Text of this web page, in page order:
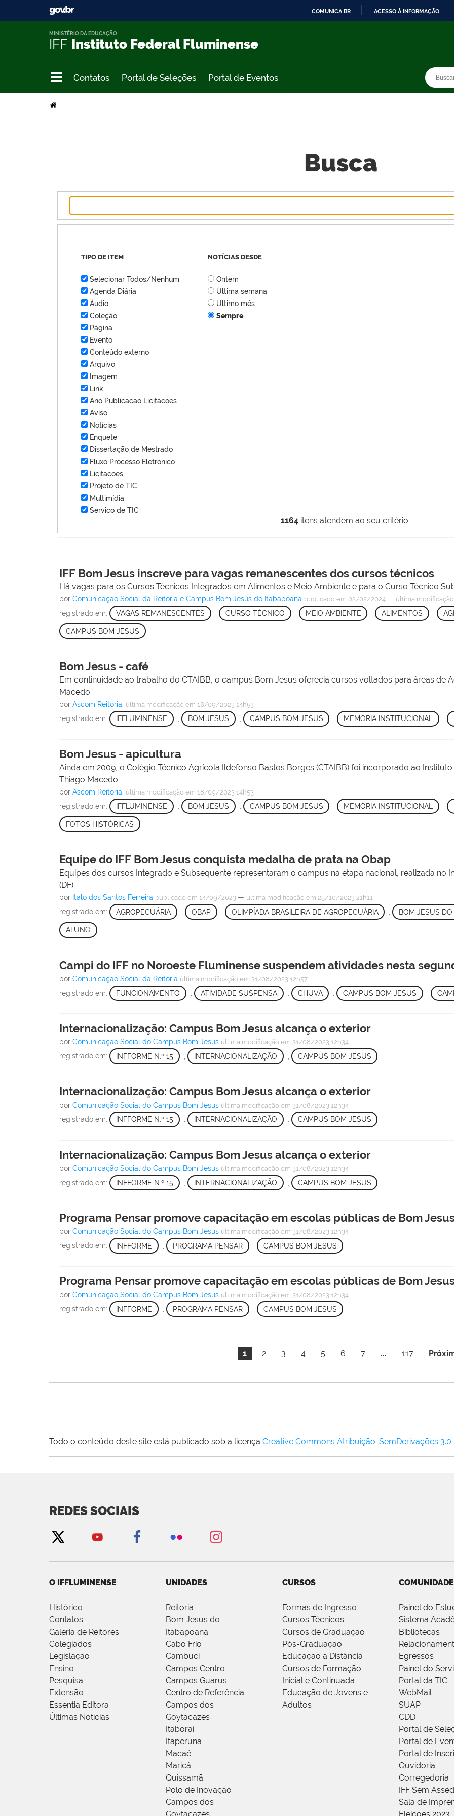
COMUNICA BR ACESSO À INFORMAÇÃO
IFF Instituto Federal Fluminense
MINISTÉRIO DA EDUCAÇÃO
Contatos Portal de Seleções Portal de Eventos
Busca
1164itens atendem ao seu critério.
TIPO DE ITEM
Selecionar Todos/Nenhum
Agenda Diária
Áudio
Coleção
Página
Evento
Conteúdo externo
Arquivo
Imagem
Link
Ano Publicacao Licitacoes
Aviso
Notícias
Enquete
Dissertação de Mestrado
Fluxo Processo Eletronico
Licitacoes
Projeto de TIC
Multimídia
Servico de TIC
NOTÍCIAS DESDE
Ontem
Última semana
Último mês
Sempre
IFF Bom Jesus inscreve para vagas remanescentes dos cursos técnicos
Há vagas para os Cursos Técnicos Integrados em Alimentos e Meio Ambiente e para o Curso Técnico
porComunicação Social da Reitoria e Campus Bom Jesus do Itabapoana publicado em 02/02/2024 — última modificação
registrado em: VAGAS REMANESCENTES CURSO TÉCNICO MEIO AMBIENTE , ALIMENTOS ,
CAMPUS BOM JESUS
Bom Jesus - café
Em continuidade ao trabalho do CTAIBB, o campus Bom Jesus oferecia cursos voltados para áreas de
Macedo.
porAscom Reitoria. última modificação em 18/09/2023 14h53
registrado em: IFFLUMINENSE , BOM JESUS , CAMPUS BOM JESUS , MEMÓRIA INSTITUCIONAL ,
Bom Jesus - apicultura
Ainda em 2009, o Colégio Técnico Agrícola Ildefonso Bastos Borges (CTAIBB) foi incorporado ao
Thiago Macedo.
porAscom Reitoria. última modificação em 18/09/2023 14h53
registrado em: IFFLUMINENSE BOM JESUS CAMPUS BOM JESUS , MEMÓRIA INSTITUCIONAL ,
FOTOS HISTÓRICAS
Equipe do IFF Bom Jesus conquista medalha de prata na Obap
Equipes dos cursos Integrado e Subsequente representaram o campus na etapa nacional, realizada no
(DF).
por Italo dos Santos Ferreira publicado em 14/09/2023 — última modificação em 25/10/2023 21h11
registrado em: AGROPECUÁRIA OBAP OLIMPÍADA BRASILEIRA DE AGROPECUÁRIA , BOM JESUS
ALUNO
Campi do IFF no Noroeste Fluminense suspendem atividades nesta
porComunicação Social da Reitoria última modificação em 31/08/2023 12h57
registrado em: FUNCIONAMENTO ATIVIDADE SUSPENSA CHUVA , CAMPUS BOM JESUS ,
Internacionalização: Campus Bom Jesus alcança o exterior
porComunicação Social do Campus Bom Jesus última modificação em 31/08/2023 12h34
registrado em: INFFORME N.º 15 INTERNACIONALIZAÇÃO CAMPUS BOM JESUS
Internacionalização: Campus Bom Jesus alcança o exterior
porComunicação Social do Campus Bom Jesus última modificação em 31/08/2023 12h34
registrado em: INFFORME N.º 15 , INTERNACIONALIZAÇÃO , CAMPUS BOM JESUS
Internacionalização: Campus Bom Jesus alcança o exterior
porComunicação Social do Campus Bom Jesus última modificação em 31/08/2023 12h34
registrado em: INFFORME N.º 15 INTERNACIONALIZAÇÃO CAMPUS BOM JESUS
Programa Pensar promove capacitação em escolas públicas de Bom
porComunicação Social do Campus Bom Jesus última modificação em 31/08/2023 12h34
registrado em: INFFORME PROGRAMA PENSAR CAMPUS BOM JESUS
Programa Pensar promove capacitação em escolas públicas de Bom
porComunicação Social do Campus Bom Jesus última modificação em 31/08/2023 12h34
registrado em: INFFORME PROGRAMA PENSAR CAMPUS BOM JESUS
1 2 3 4 5 6 7 ... 117
Todo o conteúdo deste site está publicado sob a licença Creative Commons Atribuição-SemDerivações
REDES SOCIAIS
O IFFLUMINENSE
Histórico
Contatos
Galeria de Reitores
Colegiados
Legislação
Ensino
Pesquisa
Extensão
Essentia Editora
Últimas Notícias
UNIDADES
Reitoria
Bom Jesus do
Itabapoana
Cabo Frio
Cambuci
Campos Centro
Campos Guarus
Centro de Referência
Campos dos
Goytacazes
Itaboraí
Itaperuna
Macaé
Maricá
Quissamã
Polo de Inovação
Campos dos
CURSOS
Formas de Ingresso
Cursos Técnicos
Cursos de Graduação
Pós-Graduação
Educação a Distância
Cursos de Formação
Inicial e Continuada
Educação de Jovens e
Adultos
COMUNIDADE
Painel do
Sistema
Bibliotecas
Egressos
Painel do
Portal da TIC
WebMail
SUAP
CDD
Portal de
Portal de
Portal de
Ouvidoria
Corregedoria
IFF Sem
Sala de